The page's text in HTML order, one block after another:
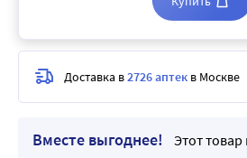
Вместе выгоднее!
Этот товар
Доставка в2726 аптек в Москве